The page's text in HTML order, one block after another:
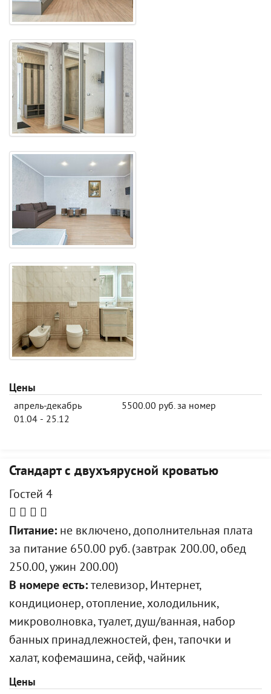
Цены
апрель-декабрь
01.04 - 25.12
5500.00 руб. за номер
Стандарт с двухъярусной кроватью
Гостей 4
Питание: не включено, дополнительная плата
за питание 650.00 руб. (завтрак 200.00, обед
250.00, ужин 200.00)
В номере есть: телевизор, Интернет,
кондиционер, отопление, холодильник,
микроволновка, туалет, душ/ванная, набор
банных принадлежностей, фен, тапочки и
халат, кофемашина, сейф, чайник
Цены